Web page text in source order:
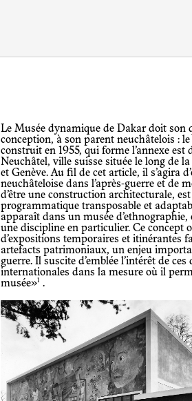
Le Musée dynamique de Dakar doit son qualificatif de dynamique, mais aussi sa
conception, à son parent neuchâtelois :
construit en 1955, qui forme l’annexe
Neuchâtel, ville suisse située le long de
et Genève. Au fil de cet article, il s’agira d’étudier les évolutions de l’institution
neuchâteloise dans l’après-guerre et de
d’être une construction architecturale,
programmatique transposable et
apparaît dans un musée d’ethnographie,
une discipline en particulier. Ce concept
d’expositions temporaires et itinérantes
artefacts patrimoniaux, un enjeu
guerre. Il suscite d’emblée l’intérêt de
internationales dans la mesure où il
musée»1 .